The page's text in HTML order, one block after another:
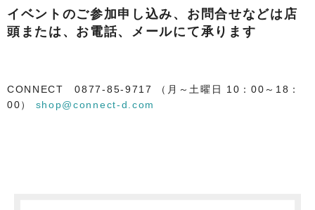
イベントのご参加申し込み、お問合せなどは店
頭または、お電話、メールにて承ります
CONNECT 0877-85-9717 （月～土曜日 10：00～18：
00）
shop@connect-d.com